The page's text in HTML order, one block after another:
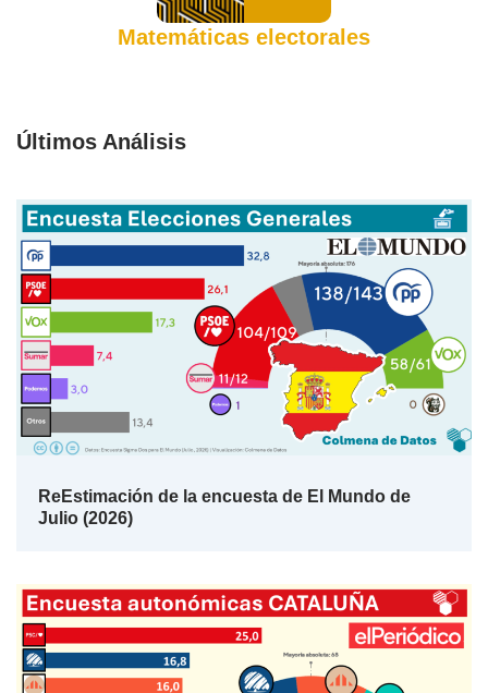
Matemáticas electorales
Últimos Análisis
ReEstimación de la encuesta de El Mundo de
Julio (2026)